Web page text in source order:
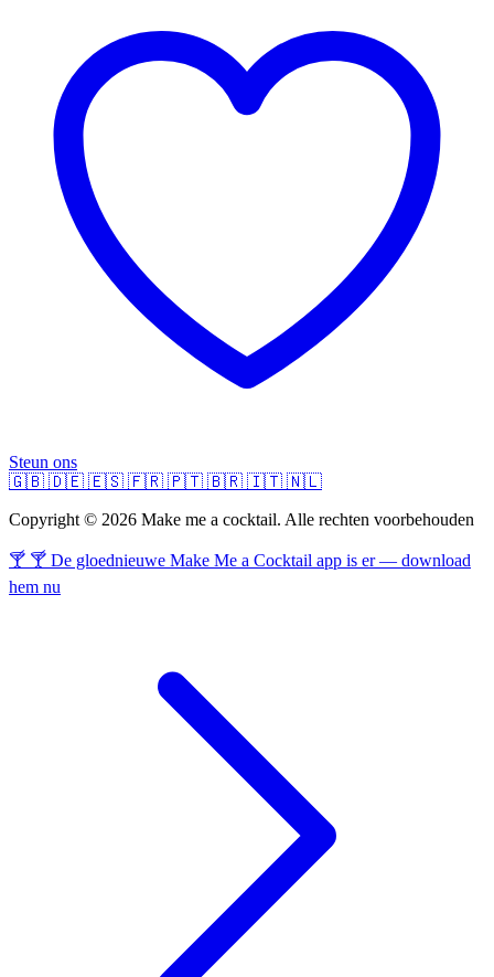
Steun ons
🇬🇧 🇩🇪 🇪🇸 🇫🇷 🇵🇹 🇧🇷 🇮🇹 🇳🇱
Copyright © 2026 Make me a cocktail. Alle rechten voorbehouden
🍸 🍸 De gloednieuwe Make Me a Cocktail app is er — download
hem nu